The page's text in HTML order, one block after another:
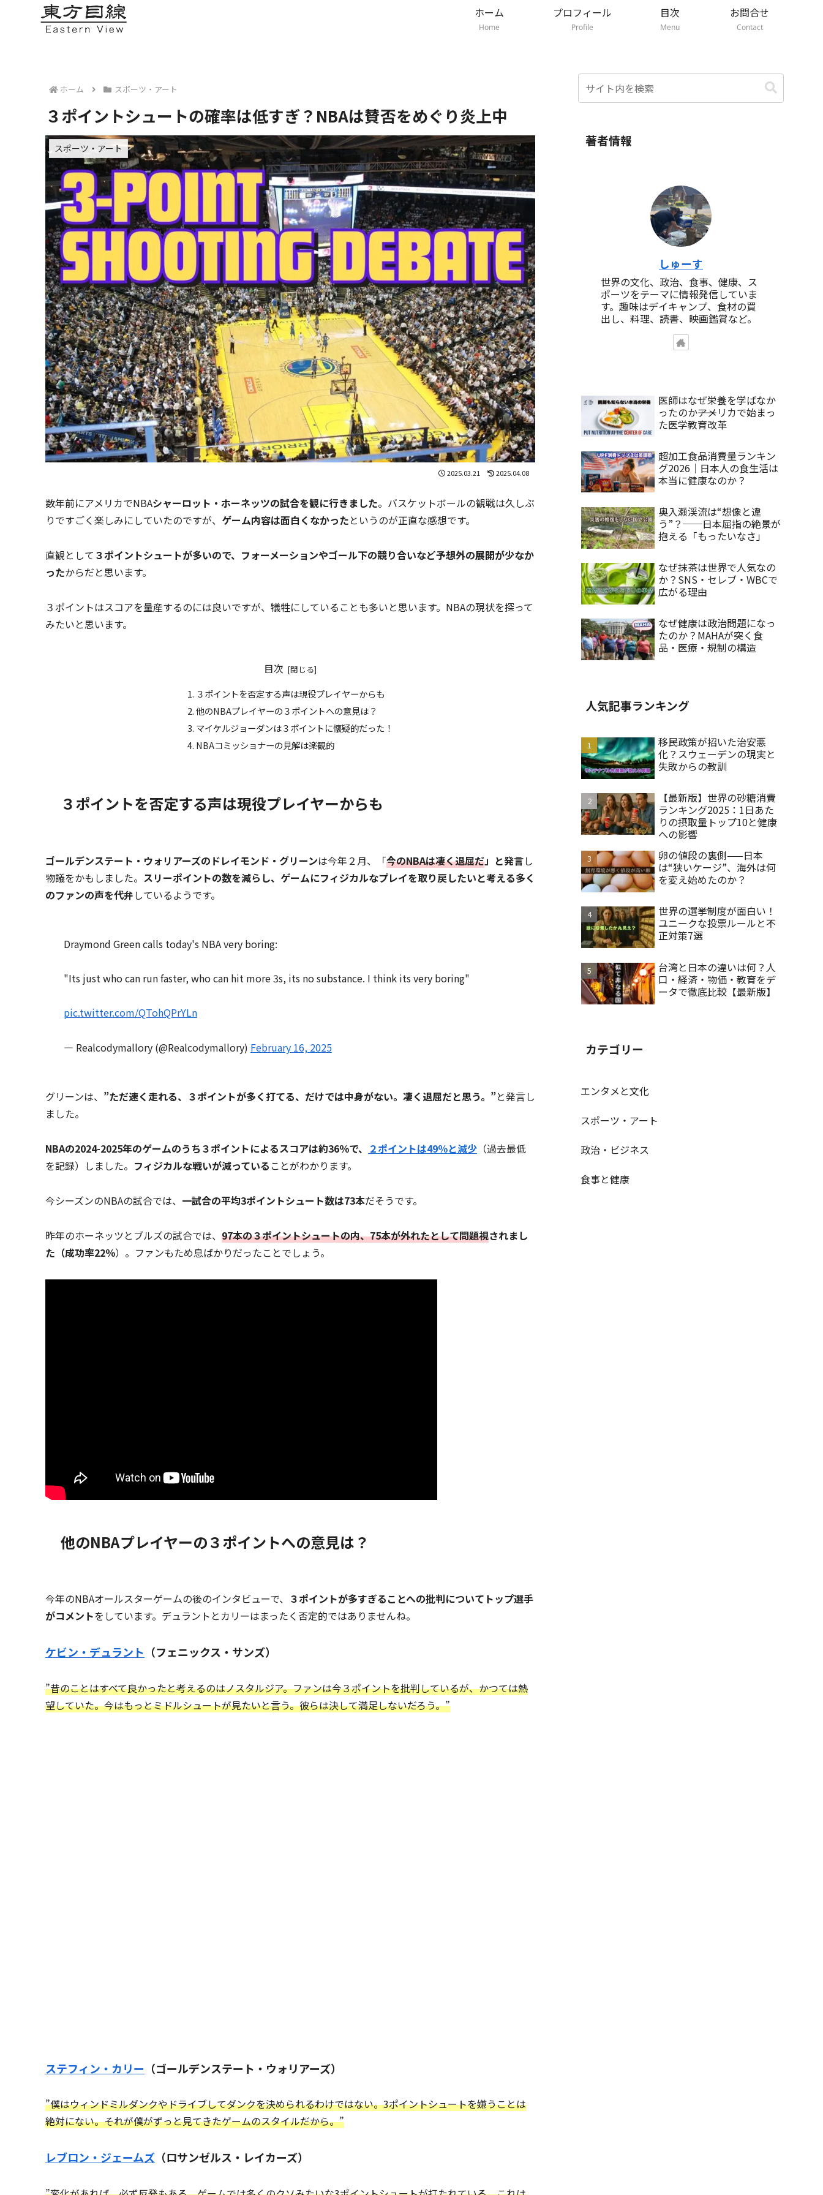
ホーム
Home
プロフィール
Profile
目次
Menu
お問合せ
Contact
ホーム スポーツ・アート
３ポイントシュートの確率は低すぎ？NBAは賛否をめぐり炎上中
スポーツ・アート
2025.03.21 2025.04.08
数年前にアメリカでNBAシャーロット・ホーネッツの試合を観に行きました。バスケットボールの観戦は久しぶ
りですごく楽しみにしていたのですが、 ゲーム内容は面白くなかったというのが正直な感想です。
直観として ３ポイントシュートが多いので、フォーメーションやゴール下の競り合いなど予想外の展開が少なか
ったからだと思います。
３ポイントはスコアを量産するのには良いですが、犠牲にしていることも多いと思います。NBAの現状を探って
みたいと思います。
目次
３ポイントを否定する声は現役プレイヤーからも
他のNBAプレイヤーの３ポイントへの意見は？
マイケルジョーダンは３ポイントに懐疑的だった！
NBAコミッショナーの見解は楽観的
３ポイントを否定する声は現役プレイヤーからも
ゴールデンステート・ウォリアーズのドレイモンド・グリーンは今年２月、「今のNBAは凄く退屈だ」と発言し
物議をかもしました。 スリーポイントの数を減らし、ゲームにフィジカルなプレイを取り戻したいと考える多く
のファンの声を代弁しているようです。
Draymond Green calls today's NBA very boring:
"Its just who can run faster, who can hit more 3s, its no substance. I think its very boring"
pic.twitter.com/QTohQPrYLn
— Realcodymallory (@Realcodymallory) February 16, 2025
グリーンは、 ”ただ速く走れる、３ポイントが多く打てる、だけでは中身がない。凄く退屈だと思う。”と発言し
ました。
NBAの2024-2025年のゲームのうち３ポイントによるスコアは約36％で、 ２ポイントは49％と減少 （過去最低
を記録）しました。 フィジカルな戦いが減っている ことがわかります。
今シーズンのNBAの試合では、 一試合の平均3ポイントシュート数は73本だそうです。
昨年のホーネッツとブルズの試合では、 97本の３ポイントシュートの内、75本が外れたとして問題視されまし
た（成功率22％）。ファンもため息ばかりだったことでしょう。
他のNBAプレイヤーの３ポイントへの意見は？
今年のNBAオールスターゲームの後のインタビューで、 ３ポイントが多すぎることへの批判についてトップ選手
がコメントをしています。デュラントとカリーはまったく否定的ではありませんね。
ケビン・デュラント （フェニックス・サンズ）
”昔のことはすべて良かったと考えるのはノスタルジア。ファンは今３ポイントを批判しているが、かつては熱
望していた。今はもっとミドルシュートが見たいと言う。彼らは決して満足しないだろう。”
ステフィン・カリー （ゴールデンステート・ウォリアーズ）
”僕はウィンドミルダンクやドライブしてダンクを決められるわけではない。3ポイントシュートを嫌うことは
絶対にない。それが僕がずっと見てきたゲームのスタイルだから。”
レブロン・ジェームズ （ロサンゼルス・レイカーズ）
著者情報
しゅーす
世界の文化、政治、食事、健康、ス
ポーツをテーマに情報発信していま
す。趣味はデイキャンプ、食材の買
出し、料理、読書、映画鑑賞など。
医師はなぜ栄養を学ばなか
ったのか――アメリカで始まっ
た医学教育改革
超加工食品消費量ランキン
グ2026｜日本人の食生活は
本当に健康なのか？
奥入瀬渓流は“想像と違
う”？──日本屈指の絶景が
抱える「もったいなさ」
なぜ抹茶は世界で人気なの
か？SNS・セレブ・WBCで
広がる理由
なぜ健康は政治問題になっ
たのか？MAHAが突く食
品・医療・規制の構造
人気記事ランキング
移民政策が招いた治安悪
化？スウェーデンの現実と
失敗からの教訓
【最新版】世界の砂糖消費
ランキング2025：1日あた
りの摂取量トップ10と健康
への影響
卵の値段の裏側——日本
は“狭いケージ”、海外は何
を変え始めたのか？
世界の選挙制度が面白い！
ユニークな投票ルールと不
正対策7選
台湾と日本の違いは何？人
口・経済・物価・教育をデ
ータで徹底比較【最新版】
カテゴリー
エンタメと文化
スポーツ・アート
政治・ビジネス
食事と健康